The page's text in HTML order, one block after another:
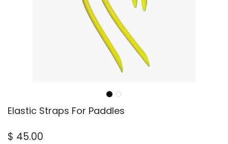
Elastic Straps For Paddles
$ 45.00